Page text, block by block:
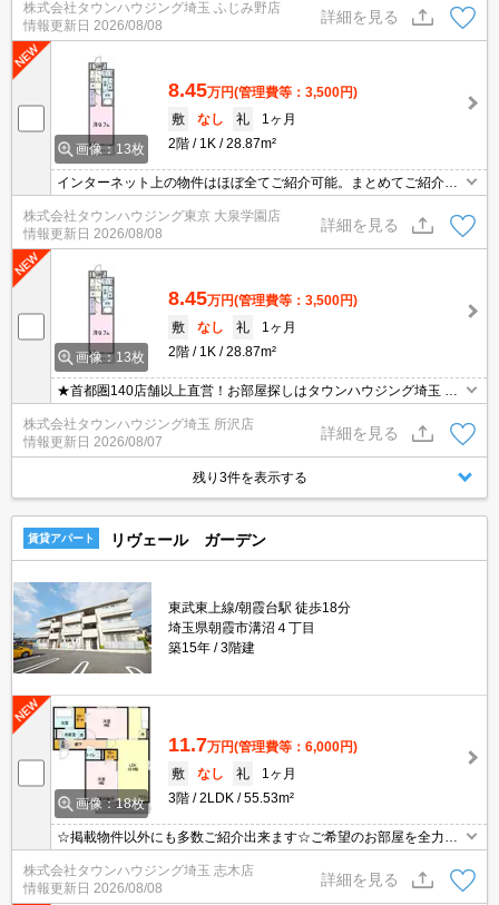
株式会社タウンハウジング埼玉 ふじみ野店
情報更新日 2026/08/08
詳細を見る
画像：13枚
8.45万円(管理費等：3,500円)
敷
なし 礼
1ヶ月
2階
1K 28.87m²
インターネット上の物件はほぼ全てご紹介可能。まとめてご紹介致
します。お気軽にお問合せください。お部屋探しは情報量地域ナン
バー1のタウンハウジングまで。
株式会社タウンハウジング東京 大泉学園店
情報更新日 2026/08/08
詳細を見る
画像：13枚
8.45万円(管理費等：3,500円)
敷
なし 礼
1ヶ月
2階
1K 28.87m²
★首都圏140店舗以上直営！お部屋探しはタウンハウジング埼玉 所
沢店へ★
株式会社タウンハウジング埼玉 所沢店
情報更新日 2026/08/07
詳細を見る
残り3件を表示する
賃貸アパート リヴェール ガーデン
東武東上線/朝霞台駅 徒歩18分
埼玉県朝霞市溝沼４丁目
築15年
3階建
画像：18枚
11.7万円(管理費等：6,000円)
敷
なし 礼
1ヶ月
3階
2LDK 55.53m²
☆掲載物件以外にも多数ご紹介出来ます☆ご希望のお部屋を全力で
お探しさせて頂きます♪
株式会社タウンハウジング埼玉 志木店
情報更新日 2026/08/08
詳細を見る